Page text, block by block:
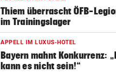
Thiem überrascht ÖFB-
im Trainingslager
APPELL IM LUXUS-HOTEL
Bayern mahnt Konkurrenz:
kann es nicht sein!“